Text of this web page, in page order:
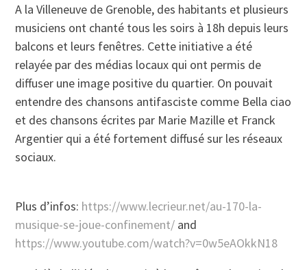
A la Villeneuve de Grenoble, des habitants et plusieurs
musiciens ont chanté tous les soirs à 18h depuis leurs
balcons et leurs fenêtres. Cette initiative a été
relayée par des médias locaux qui ont permis de
diffuser une image positive du quartier. On pouvait
entendre des chansons antifasciste comme Bella ciao
et des chansons écrites par Marie Mazille et Franck
Argentier qui a été fortement diffusé sur les réseaux
sociaux.
Plus d’infos: https://www.lecrieur.net/au-170-la-
musique-se-joue-confinement/ and
https://www.youtube.com/watch?v=0w5eAOkkN18